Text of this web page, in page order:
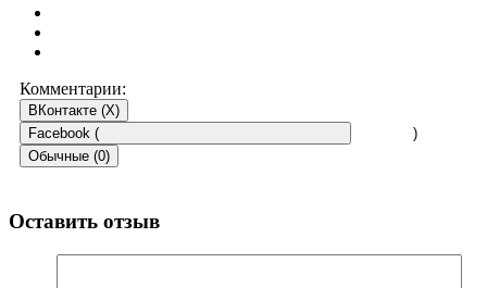
Комментарии:
ВКонтакте (X)
Facebook (
)
Обычные (0)
Оставить отзыв